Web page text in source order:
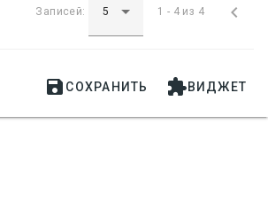
Записей: 1 - 4 из 4 
 СОХРАНИТЬ ВИДЖЕТ